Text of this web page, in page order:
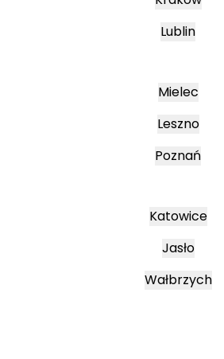
Lublin
Mielec
Leszno
Poznań
Katowice
Jasło
Wałbrzych